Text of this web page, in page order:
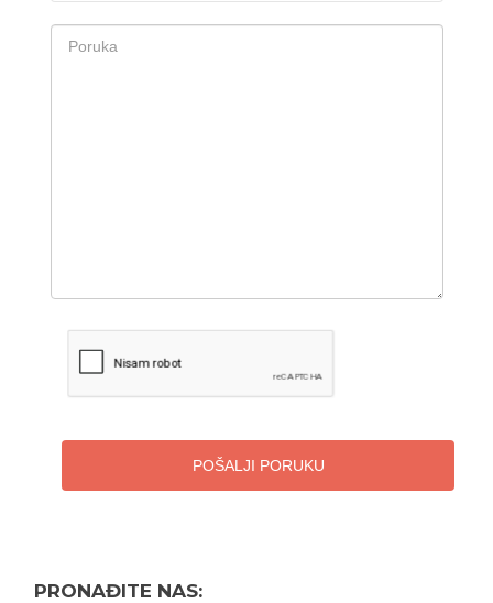
POŠALJI PORUKU
PRONAĐITE NAS: